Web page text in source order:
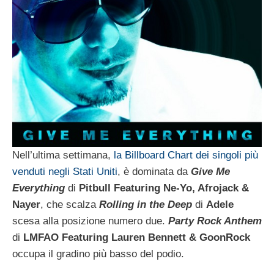
Nell’ultima settimana, la Billboard Chart dei singoli più
venduti negli Stati Uniti, è dominata da Give Me
Everything di Pitbull Featuring Ne-Yo, Afrojack &
Nayer, che scalza Rolling in the Deep di Adele
scesa alla posizione numero due. Party Rock Anthem
di LMFAO Featuring Lauren Bennett & GoonRock
occupa il gradino più basso del podio.